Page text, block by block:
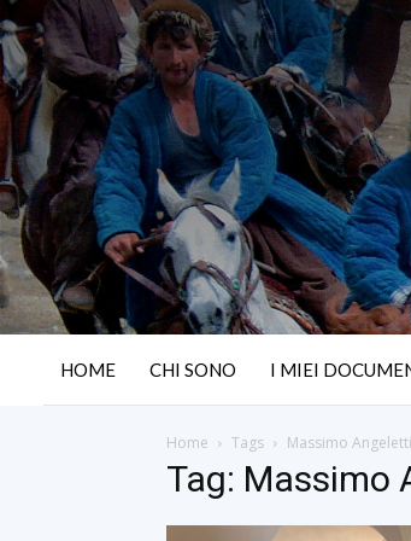
HOME CHI SONO I MIEI
Home Tags Massimo Angeletti
Tag: Massimo